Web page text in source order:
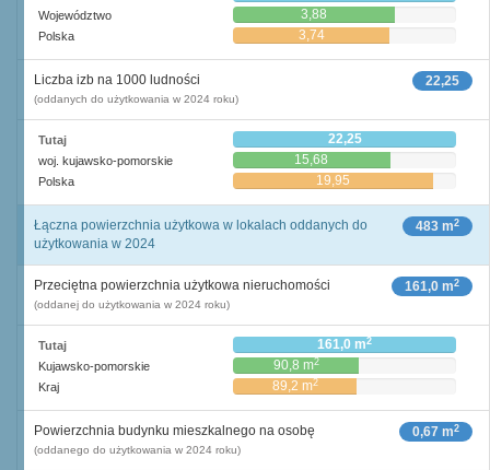
Województwo 3,88
Polska 3,74
22,25
Liczba izb na 1000 ludności
(oddanych do użytkowania w 2024 roku)
Tutaj 22,25
woj. kujawsko-pomorskie 15,68
Polska 19,95
483 m2
Łączna powierzchnia użytkowa w lokalach oddanych do
użytkowania w 2024
161,0 m2
Przeciętna powierzchnia użytkowa nieruchomości
(oddanej do użytkowania w 2024 roku)
Tutaj 161,0 m2
Kujawsko-pomorskie 90,8 m2
Kraj 89,2 m2
0,67 m2
Powierzchnia budynku mieszkalnego na osobę
(oddanego do użytkowania w 2024 roku)